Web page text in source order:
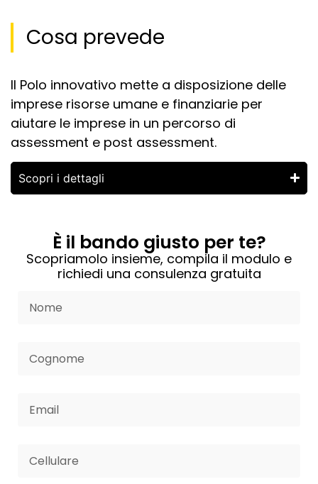
Cosa prevede
Il Polo innovativo mette a disposizione delle
imprese risorse umane e finanziarie per
aiutare le imprese in un percorso di
assessment e post assessment.
Scopri i dettagli
È il bando giusto per te?
Scopriamolo insieme, compila il modulo e
richiedi una consulenza gratuita